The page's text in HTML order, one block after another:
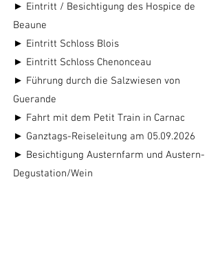
► Eintritt / Besichtigung des Hospice de
Beaune
► Eintritt Schloss Blois
► Eintritt Schloss Chenonceau
► Führung durch die Salzwiesen von
Guerande
► Fahrt mit dem Petit Train in Carnac
► Ganztags-Reiseleitung am 05.09.2026
► Besichtigung Austernfarm und Austern-
Degustation/Wein